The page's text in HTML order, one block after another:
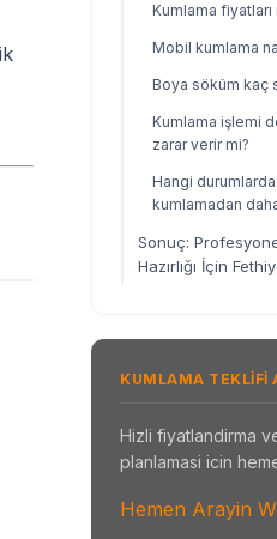
Kumlama fiyatları
Mobil kumlama
Boya söküm kaç
Kumlama işlemi
zarar verir mi?
Hangi
kumlamadan
Sonuç:
Hazırlığı İçin
KUMLAMA TEKLIFI
Hizli fiyatlandirma
planlamasi icin
Hemen Arayin